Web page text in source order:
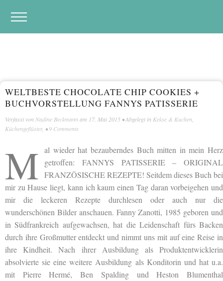
WELTBESTE CHOCOLATE CHIP COOKIES +
BUCHVORSTELLUNG FANNYS PATISSERIE
Verfasst von Nadine Beckmann am 17. Mai 2015 • Abgelegt in Kekse & Kuchen
Küchengeflüster, •9 Comments
M al wieder hat bezauberndes Buch mitten in mein Herz
getroffen: FANNYS PATISSERIE – ORIGINAL
FRANZÖSISCHE REZEPTE! Seitdem dieses Buch bei
mir zu Hause liegt, kann ich kaum einen Tag daran vorbeigehen und
mir die leckeren Rezepte durchlesen oder auch nur die
wunderschönen Bilder anschauen. Fanny Zanotti, 1985 geboren und
in Südfrankreich aufgewachsen, hat die Leidenschaft fürs Backen
durch ihre Großmutter entdeckt und nimmt uns mit auf eine Reise in
ihre Kindheit. Nach ihrer Ausbildung als Produktentwicklerin
absolvierte sie eine weitere Ausbildung als Konditorin und hat u.a.
mit Pierre Hermé, Ben Spalding und Heston Blumenthal